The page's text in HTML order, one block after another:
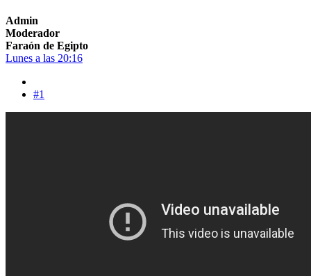
Admin
Moderador
Faraón de Egipto
Lunes a las 20:16
#1